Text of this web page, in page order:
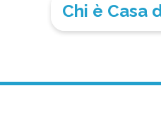
Chi è Casa